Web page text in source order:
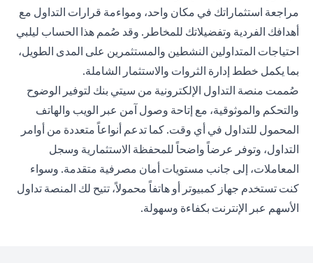
مراجعة استثماراتك في مكان واحد، ومواءمة قرارات التداول مع
أهدافك الفردية وتفضيلاتك للمخاطر. وقد صُمم هذا الحساب ليلبي
احتياجات المتداولين النشطين والمستثمرين على المدى الطويل،
بما يكمل خطط إدارة الثروات والاستثمار الشاملة.
صُممت منصة التداول الإلكترونية من سيتي بنك لتوفير الوضوح
والتحكم والموثوقية، مع إتاحة وصول آمن عبر الويب والهاتف
المحمول للتداول في أي وقت. كما تدعم أنواعاً متعددة من أوامر
التداول، وتوفر عرضاً واضحاً للمحفظة الاستثمارية وسجل
المعاملات، إلى جانب مستويات أمان مصرفية متقدمة. وسواء
كنت تستخدم جهاز كمبيوتر أو هاتفاً محمولاً، تتيح لك المنصة تداول
الأسهم عبر الإنترنت بكفاءة وسهولة.